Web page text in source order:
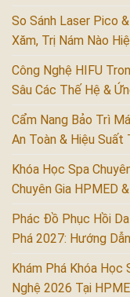
So Sánh Laser Pico
Xăm, Trị Nám Nào
Công Nghệ HIFU
Sâu Các Thế Hệ &
Cẩm Nang Bảo Trì
An Toàn & Hiệu Suất
Khóa Học Spa
Chuyên Gia HPMED
Phác Đồ Phục Hồi
Phá 2027: Hướng
Khám Phá Khóa Học
Nghệ 2026 Tại